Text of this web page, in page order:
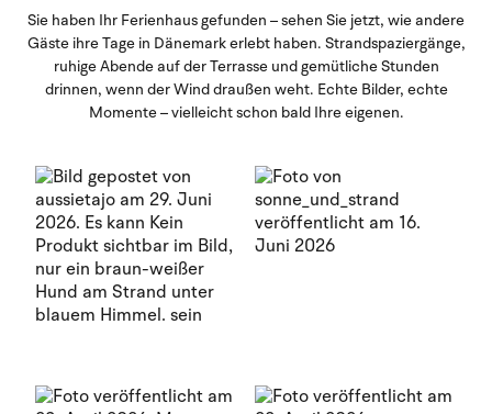
Sie haben Ihr Ferienhaus gefunden – sehen Sie jetzt, wie andere
Gäste ihre Tage in Dänemark erlebt haben. Strandspaziergänge,
ruhige Abende auf der Terrasse und gemütliche Stunden
drinnen, wenn der Wind draußen weht. Echte Bilder, echte
Momente – vielleicht schon bald Ihre eigenen.